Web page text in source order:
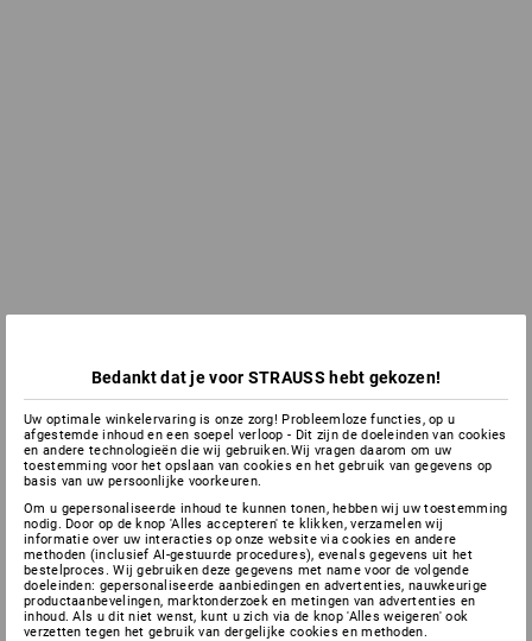
Bedankt dat je voor STRAUSS hebt gekozen!
Uw optimale winkelervaring is onze zorg! Probleemloze functies, op u
afgestemde inhoud en een soepel verloop - Dit zijn de doeleinden van cookies
en andere technologieën die wij gebruiken.Wij vragen daarom om uw
toestemming voor het opslaan van cookies en het gebruik van gegevens op
basis van uw persoonlijke voorkeuren.
Om u gepersonaliseerde inhoud te kunnen tonen, hebben wij uw toestemming
nodig. Door op de knop 'Alles accepteren' te klikken, verzamelen wij
informatie over uw interacties op onze website via cookies en andere
methoden (inclusief AI-gestuurde procedures), evenals gegevens uit het
bestelproces. Wij gebruiken deze gegevens met name voor de volgende
doeleinden: gepersonaliseerde aanbiedingen en advertenties, nauwkeurige
productaanbevelingen, marktonderzoek en metingen van advertenties en
inhoud. Als u dit niet wenst, kunt u zich via de knop 'Alles weigeren' ook
verzetten tegen het gebruik van dergelijke cookies en methoden.